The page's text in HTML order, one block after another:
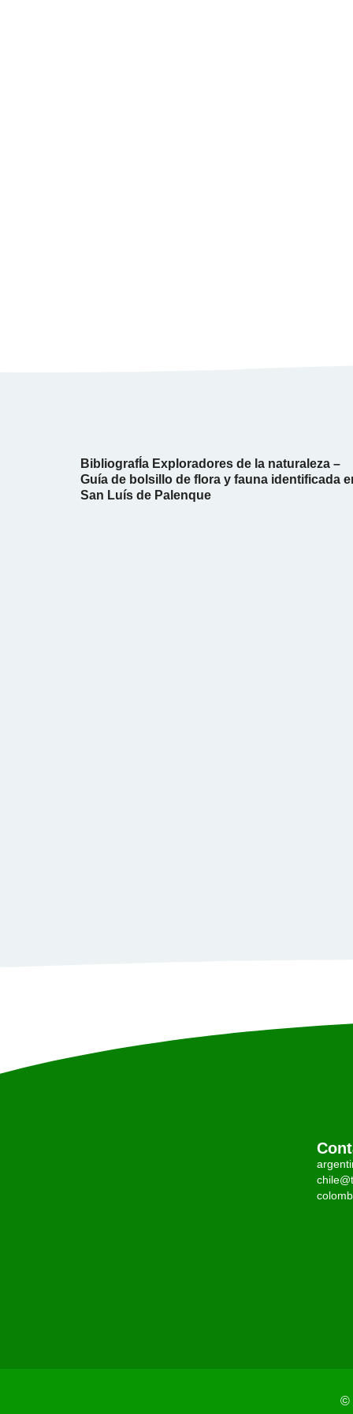
BibliografÍa Exploradores de la naturaleza –
Guía de bolsillo de flora y fauna identificada
San Luís de Palenque
©